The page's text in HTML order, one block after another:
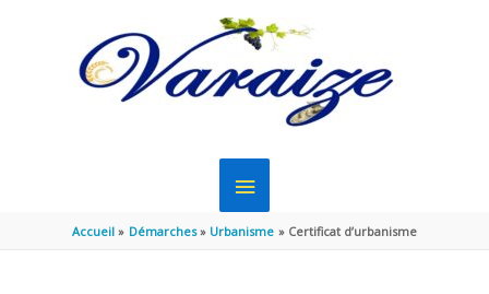
MENU
PRINCIPAL
Accueil Démarches Urbanisme Certificat d’urbanisme